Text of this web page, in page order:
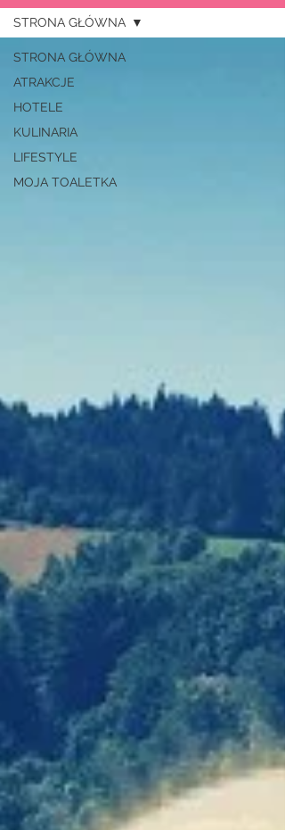
STRONA GŁÓWNA
ATRAKCJE
HOTELE
KULINARIA
LIFESTYLE
MOJA TOALETKA
STRONA GŁÓWNA